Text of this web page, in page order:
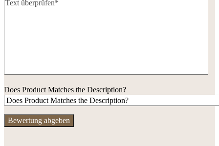
Does Product Matches the Description?